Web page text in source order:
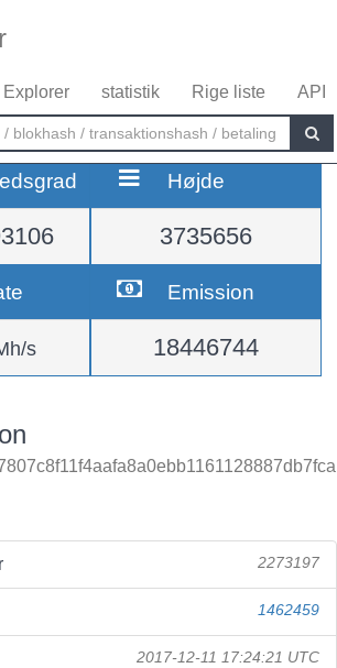
Explorer statistik Rige liste API
Højde
3735656
s
Emission
18446744
2273197
1462459
2017-12-11 17:24:21 UTC